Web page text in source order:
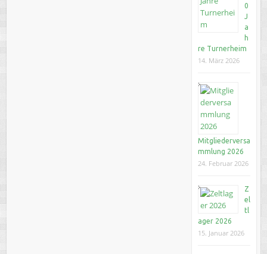
0
J
a
h
re Turnerheim
14. März 2026
Mitgliederversa
mmlung 2026
24. Februar 2026
Z
el
tl
ager 2026
15. Januar 2026